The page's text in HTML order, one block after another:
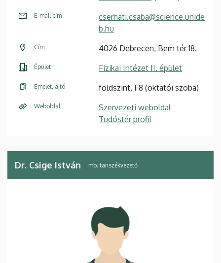
E-mail cím
cserhati.csaba@science.unide
b.hu
Cím 4026 Debrecen, Bem tér 18.
Épület Fizikai Intézet II. épület
Emelet, ajtó földszint, F8 (oktatói szoba)
Weboldal
Szervezeti weboldal
Tudóstér profil
Dr. Csige István mb. tanszékvezető